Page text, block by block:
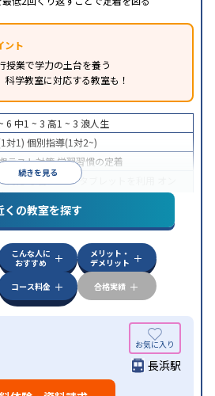
ント
授業で学力の土台を養う
科学教室に対応する教室も！
続きを見る
6 中1 ~ 3 高1 ~ 3 浪人生
対1) 個別指導(1対2~)
テスト対策学習習慣の定着
対応学習にPC・タブレットを利用
くの教室を探す
こんな人に
おすすめ
メリット・
デメリット
コース料金 合格実績
長浜駅